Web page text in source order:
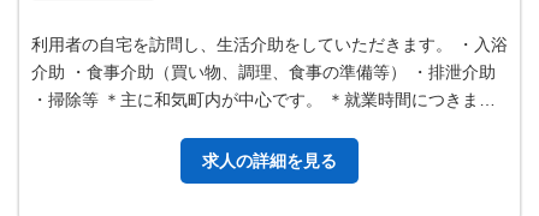
利用者の自宅を訪問し、生活介助をしていただきます。 ・入浴
介助 ・食事介助（買い物、調理、食事の準備等） ・排泄介助
・掃除等 ＊主に和気町内が中心です。 ＊就業時間につきまし
求人の詳細を見る